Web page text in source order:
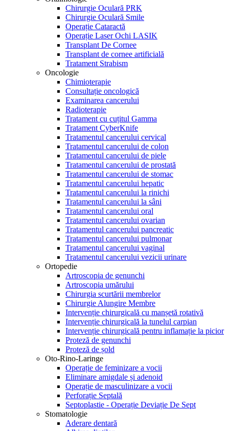
Chirurgie Oculară PRK
Chirurgie Oculară Smile
Operație Cataractă
Operație Laser Ochi LASIK
Transplant De Cornee
Transplant de cornee artificială
Tratament Strabism
Oncologie
Chimioterapie
Consultație oncologică
Examinarea cancerului
Radioterapie
Tratament cu cuțitul Gamma
Tratament CyberKnife
Tratamentul cancerului cervical
Tratamentul cancerului de colon
Tratamentul cancerului de piele
Tratamentul cancerului de prostată
Tratamentul cancerului de stomac
Tratamentul cancerului hepatic
Tratamentul cancerului la rinichi
Tratamentul cancerului la sâni
Tratamentul cancerului oral
Tratamentul cancerului ovarian
Tratamentul cancerului pancreatic
Tratamentul cancerului pulmonar
Tratamentul cancerului vaginal
Tratamentul cancerului vezicii urinare
Ortopedie
Artroscopia de genunchi
Artroscopia umărului
Chirurgia scurtării membrelor
Chirurgie Alungire Membre
Intervenție chirurgicală cu manșetă rotativă
Intervenție chirurgicală la tunelul carpian
Intervenție chirurgicală pentru inflamație la picior
Proteză de genunchi
Proteză de șold
Oto-Rino-Laringe
Operație de feminizare a vocii
Eliminare amigdale și adenoid
Operație de masculinizare a vocii
Perforație Septală
Septoplastie - Operație Deviație De Sept
Stomatologie
Aderare dentară